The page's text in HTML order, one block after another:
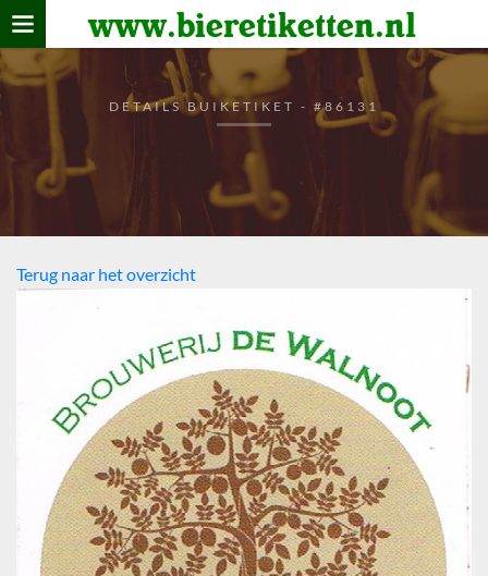
www.bieretiketten.nl
Home
verzamelen
De bierkaart
Bezoekers
DETAILS BUIKETIKET - #86131
Terug naar het overzicht